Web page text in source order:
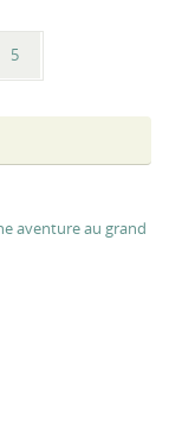
5
aventure au grand